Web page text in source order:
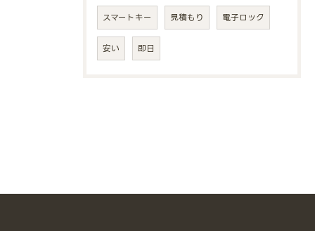
スマートキー 見積もり 電子ロック
安い 即日